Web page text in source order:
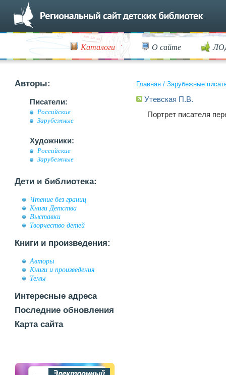
Каталоги О сайте
Авторы:
Писатели:
Российские
Зарубежные
Художники:
Российские
Зарубежные
Дети и библиотека:
Чтение без границ
Книги Детства
Выставки
Творчество детей
Книги и произведения:
Авторы
Книги и произведения
Темы
Интересные адреса
Последние обновления
Карта сайта
Главная / Зарубежные
Утевская П.В.
Портрет писателя